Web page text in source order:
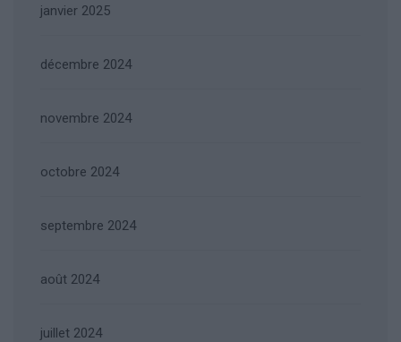
janvier 2025
décembre 2024
novembre 2024
octobre 2024
septembre 2024
août 2024
juillet 2024